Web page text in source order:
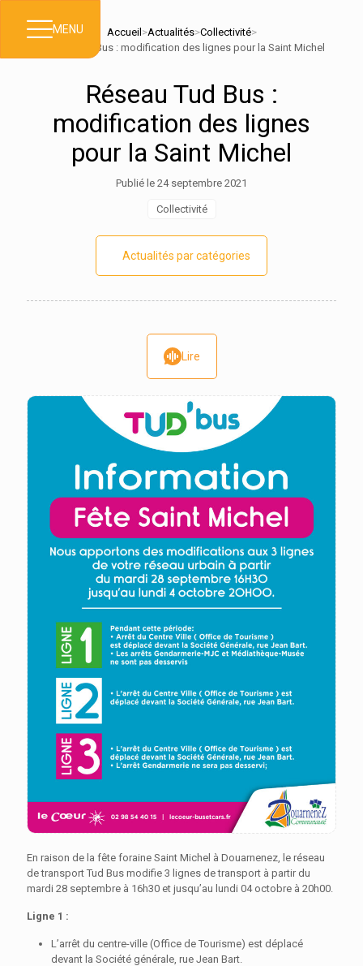
MENU Accueil >Actualités>Collectivité>
Réseau Tud Bus : modification des lignes pour la Saint Michel
Réseau Tud Bus :
modification des lignes
pour la Saint Michel
Publié le 24 septembre 2021
Collectivité
Actualités par catégories
Lire
En raison de la fête foraine Saint Michel à Douarnenez, le réseau
de transport Tud Bus modifie 3 lignes de transport à partir du
mardi 28 septembre à 16h30 et jusqu’au lundi 04 octobre à 20h00.
Ligne 1 :
L’arrêt du centre-ville (Office de Tourisme) est déplacé
devant la Société générale, rue Jean Bart.